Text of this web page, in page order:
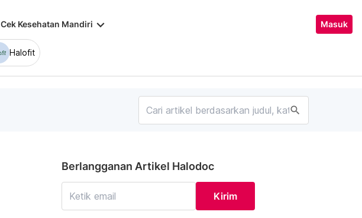
Cek Kesehatan Mandiri keyboard_arrow_down Masuk
Halofit
search
Berlangganan Artikel Halodoc
Kirim